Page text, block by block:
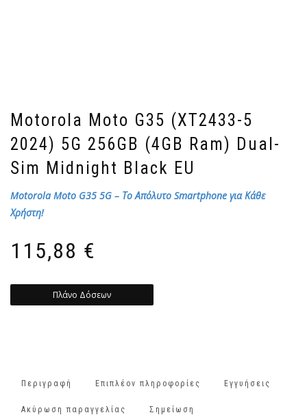
Motorola Moto G35 (XT2433-5
2024) 5G 256GB (4GB Ram) Dual-
Sim Midnight Black EU
Motorola Moto G35 5G – Το Απόλυτο Smartphone για Κάθε
Χρήστη!
115,88 €
Πλάνο Δόσεων
Περιγραφή Επιπλέον πληροφορίες Εγγυήσεις
Ακύρωση παραγγελίας Σημείωση